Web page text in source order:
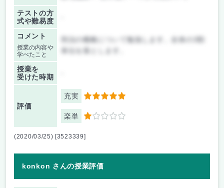
テストの方
式や難易度
コメント
授業の内容や
学べたこと
刑法の概略について勉強します。全体の3割
授業を
受けた時期
評価
充実 5
楽単 1
(2020/03/25) [3523339]
konkon さんの授業評価